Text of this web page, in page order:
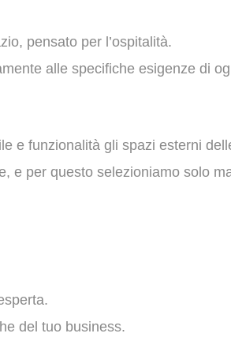
pensato per l’ospitalità.
alle specifiche esigenze di
e funzionalità gli spazi esterni
e per questo selezioniamo solo
del tuo business.